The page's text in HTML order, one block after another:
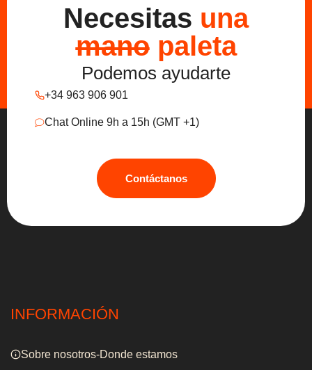
Necesitas una
manopaleta
Podemos ayudarte
+34 963 906 901
Chat Online 9h a 15h (GMT +1)
Contáctanos
INFORMACIÓN
Sobre nosotros-Donde estamos